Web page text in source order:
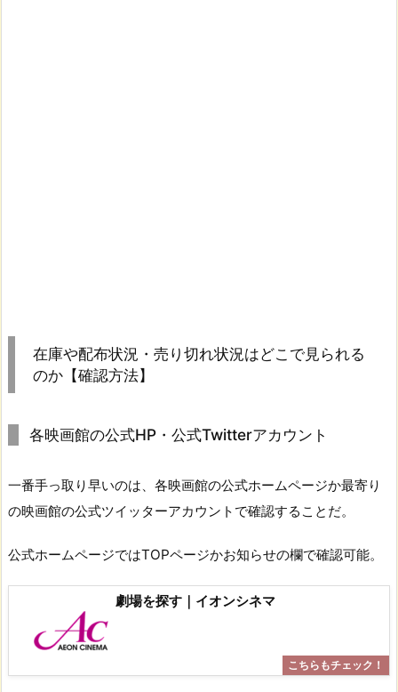
在庫や配布状況・売り切れ状況はどこで見られる
のか【確認方法】
各映画館の公式HP・公式Twitterアカウント
一番手っ取り早いのは、各映画館の公式ホームページか最寄り
の映画館の公式ツイッターアカウントで確認することだ。
公式ホームページではTOPページかお知らせの欄で確認可能。
劇場を探す｜イオンシネマ